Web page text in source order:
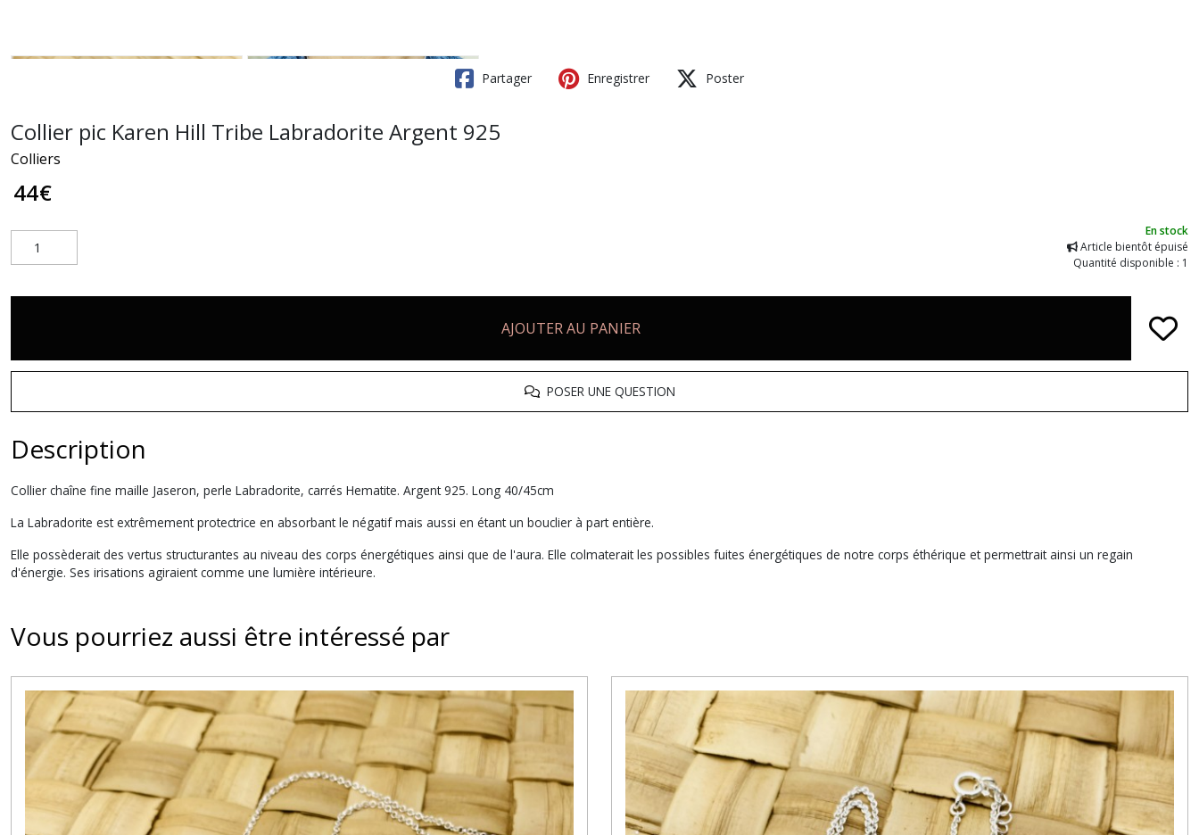
Partager Enregistrer Poster
Collier pic Karen Hill Tribe Labradorite Argent 925
Colliers
44€
En stock
Article bientôt épuisé
Quantité disponible : 1
AJOUTER AU PANIER
POSER UNE QUESTION
Description
Collier chaîne fine maille Jaseron, perle Labradorite, carrés Hematite. Argent 925. Long 40/45cm
La Labradorite est extrêmement protectrice en absorbant le négatif mais aussi en étant un bouclier à part entière.
Elle possèderait des vertus structurantes au niveau des corps énergétiques ainsi que de l'aura. Elle colmaterait les possibles fuites énergétiques de notre corps éthérique et permettrait ainsi un regain
d'énergie. Ses irisations agiraient comme une lumière intérieure.
Vous pourriez aussi être intéressé par